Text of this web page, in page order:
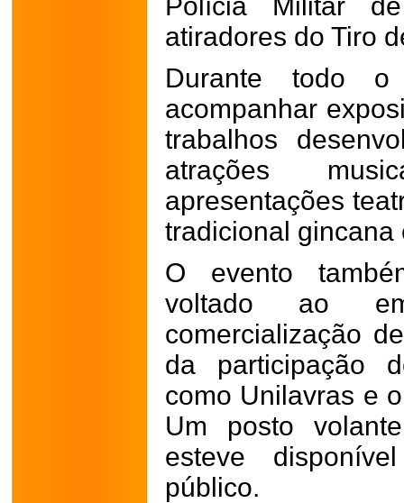
atiradores do Tiro
Durante todo
acompanhar
trabalhos
atrações
apresentações
tradicional gincana
O evento
voltado ao
comercialização
da participação
como Unilavras e
Um posto
esteve
público.